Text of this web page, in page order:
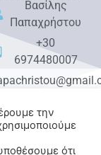
Βασίλης
Παπαχρήστου
+30
6974480007
την
ότι